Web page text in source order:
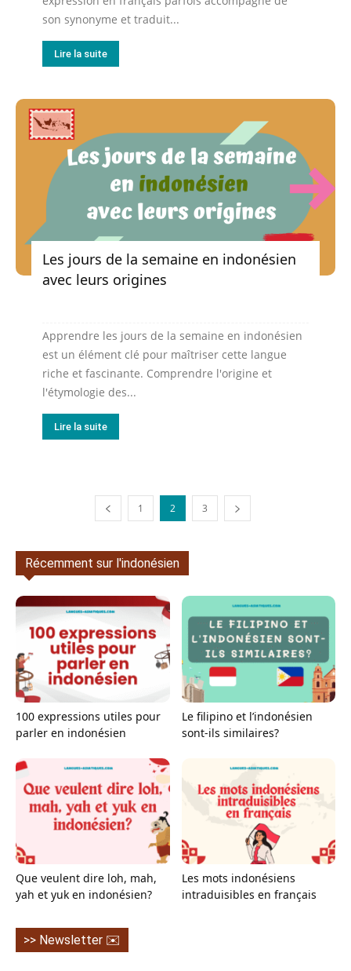
son synonyme et traduit...
Lire la suite
Les jours de la semaine en indonésien
avec leurs origines
Apprendre les jours de la semaine en indonésien
est un élément clé pour maîtriser cette langue
riche et fascinante. Comprendre l'origine et
l'étymologie des...
Lire la suite
1 2 3
Récemment sur l'indonésien
100 expressions utiles pour
parler en indonésien
Le filipino et l’indonésien
sont-ils similaires?
Que veulent dire loh, mah,
yah et yuk en indonésien?
Les mots indonésiens
intraduisibles en français
>> Newsletter ✉️